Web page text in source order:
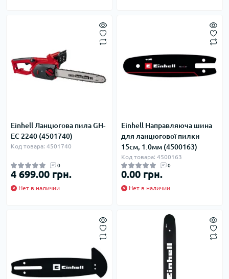
Einhell Ланцюгова пила GH-
EC 2240 (4501740)
Код товара: 4501740
0
4 699.00 грн.
Нет в наличии
Einhell Направляюча шина
для ланцюгової пилки
15см, 1.0мм (4500163)
Код товара: 4500163
0
0.00 грн.
Нет в наличии